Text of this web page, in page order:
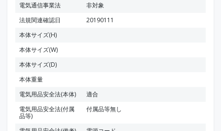
電気通信事業法
非対象
法規関連確認日
20190111
本体サイズ(H)
本体サイズ(W)
本体サイズ(D)
本体重量
電気用品安全法(本体)
適合
電気用品安全法(付属
品等)
付属品等無し